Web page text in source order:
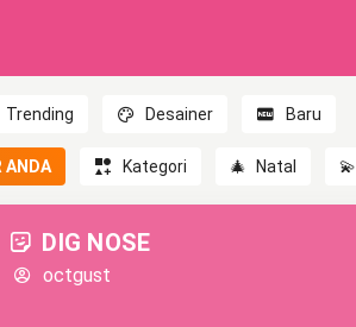
Trending Desainer Baru
ANDA Kategori 🎄 Natal 💫
DIG NOSE
octgust